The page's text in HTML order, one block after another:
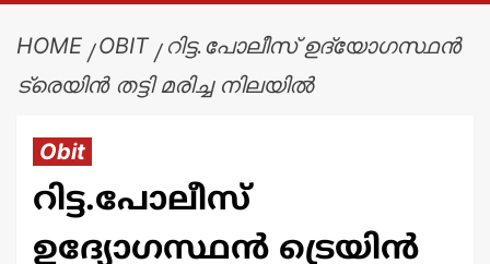
HOME OBIT
റിട്ട.പോലീസ് ഉദ്യോഗസ്ഥൻ
ട്രെയിന്‍ തട്ടി മരിച്ച നിലയില്‍
Obit
റിട്ട.പോലീസ്
ഉദ്യോഗസ്ഥൻ ട്രെയിന്‍